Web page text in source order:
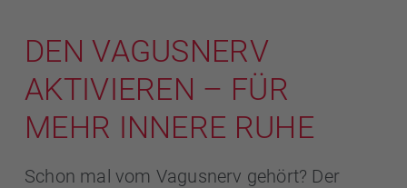
DEN VAGUSNERV
AKTIVIEREN – FÜR
MEHR INNERE RUHE
Schon mal vom Vagusnerv gehört? Der